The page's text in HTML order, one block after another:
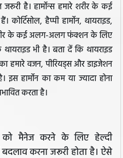
है। हार्मोन्स हमारे शरीर के कई
हैप्पी हार्मोन, थायराइड,
शरीर के कई अलग-अलग फंक्शन के लिए
भी है। बता दें कि थायराइड
हमारे वजन, पीरियड्स और डाइजेशन
हार्मोन का कम या ज्यादा होना
करता है।
को मैनेज करने के लिए हेल्दी
करना जरूरी होता है। ऐसे